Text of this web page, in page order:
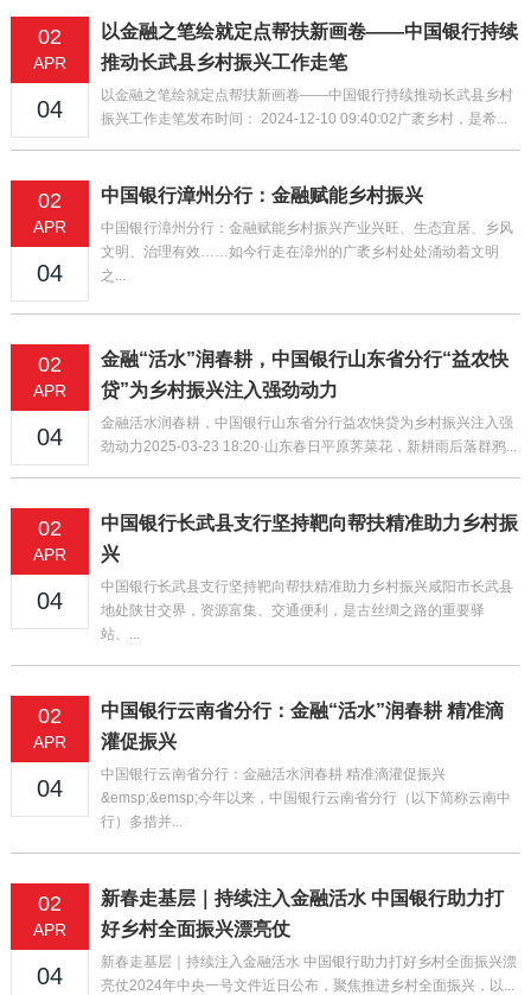
02
APR
04
以金融之笔绘就定点帮扶新画卷——中国银行持续
推动长武县乡村振兴工作走笔
以金融之笔绘就定点帮扶新画卷——中国银行持续推动长武县乡村
振兴工作走笔发布时间： 2024-12-10 09:40:02广袤乡村，是希...
02
APR
04
中国银行漳州分行：金融赋能乡村振兴
中国银行漳州分行：金融赋能乡村振兴产业兴旺、生态宜居、乡风
文明、治理有效……如今行走在漳州的广袤乡村处处涌动着文明
之...
02
APR
04
金融“活水”润春耕，中国银行山东省分行“益农快
贷”为乡村振兴注入强劲动力
金融活水润春耕，中国银行山东省分行益农快贷为乡村振兴注入强
劲动力2025-03-23 18:20·山东春日平原荠菜花，新耕雨后落群鸦...
02
APR
04
中国银行长武县支行坚持靶向帮扶精准助力乡村振
兴
中国银行长武县支行坚持靶向帮扶精准助力乡村振兴咸阳市长武县
地处陕甘交界，资源富集、交通便利，是古丝绸之路的重要驿
站、...
02
APR
04
中国银行云南省分行：金融“活水”润春耕 精准滴
灌促振兴
中国银行云南省分行：金融活水润春耕 精准滴灌促振兴
&emsp;&emsp;今年以来，中国银行云南省分行（以下简称云南中
行）多措并...
02
APR
04
新春走基层｜持续注入金融活水 中国银行助力打
好乡村全面振兴漂亮仗
新春走基层｜持续注入金融活水 中国银行助力打好乡村全面振兴漂
亮仗2024年中央一号文件近日公布，聚焦推进乡村全面振兴，以...